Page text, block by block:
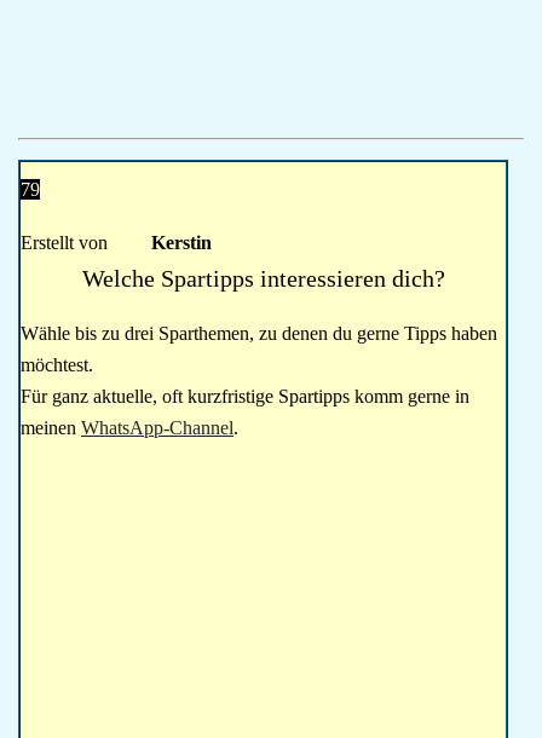
79
Erstellt von Kerstin
Welche Spartipps interessieren dich?
Wähle bis zu drei Sparthemen, zu denen du gerne Tipps haben
möchtest.
Für ganz aktuelle, oft kurzfristige Spartipps komm gerne in
meinen WhatsApp-Channel.